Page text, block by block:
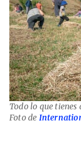
Todo lo que tienes
Foto de